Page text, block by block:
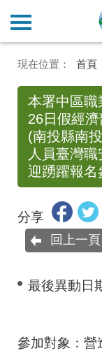
首頁
本署中區職
26日假經
(南投縣南
人員臺灣
迎踴躍報名
分享
回上一頁
最後異動日
參加對象：營